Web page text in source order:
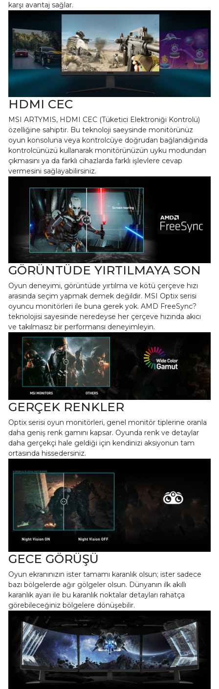
karşı avantaj sağlar.
HDMI CEC
MSI ARTYMIS, HDMI CEC (Tüketici Elektroniği Kontrolü)
özelliğine sahiptir. Bu teknoloji saeysinde monitörünüz
oyun konsoluna veya kontrolcüye doğrudan bağlandığında
kontrolcünüzü kullanarak monitörünüzün uyku modundan
çıkmasını ya da farklı cihazlarda farklı işlevlere cevap
vermesini sağlayabilirsiniz.
GÖRÜNTÜDE YIRTILMAYA SON
Oyun deneyimi, görüntüde yırtılma ve kötü çerçeve hızı
arasında seçim yapmak demek değildir. MSI Optix serisi
oyuncu monitörleri ile buna gerek yok. AMD FreeSync?
teknolojisi sayesinde neredeyse her çerçeve hızında akıcı
ve takılmasız bir performansı deneyimleyin.
GERÇEK RENKLER
Optix serisi oyun monitörleri, genel monitör tiplerine oranla
daha geniş renk gamını kapsar. Oyunda renk ve detaylar
daha gerçekçi hale geldiği için kendinizi aksiyonun tam
ortasında hissedersiniz.
GECE GÖRÜŞÜ
Oyun ekranınızın ister tamamı karanlık olsun; ister sadece
bazı bölgelerde ağır gölgeler olsun. Dünyanın ilk akıllı
karanlık ayarı ile bu karanlık noktalar detayları rahatça
görebileceğiniz bölgelere dönüşebilir.